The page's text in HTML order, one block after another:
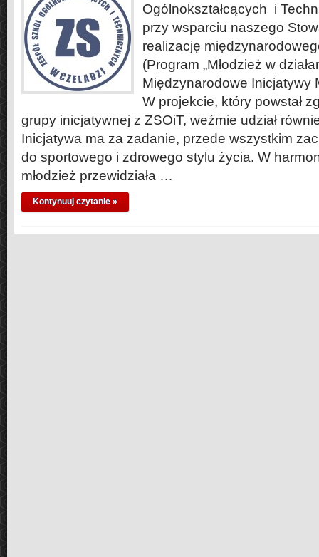
Ogólnokształcących i
przy wsparciu naszego
realizację
(Program „Młodzież w
Międzynarodowe Inicjatywy
W projekcie, który powstał
grupy inicjatywnej z ZSOiT, weźmie udział
Inicjatywa ma za zadanie, przede wszystkim
do sportowego i zdrowego stylu życia. W
młodzież przewidziała …
Kontynuuj czytanie »